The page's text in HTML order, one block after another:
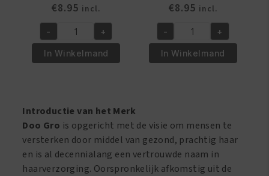
€8.95 incl.
Doo
Gro
Mega
In
Strengthener
aantal
- +
In Winkelmand
€8.95 incl.
Doo
Gro
Mega
- +
In Winkelmand
Introductie van het Merk
Doo Gro is opgericht met de visie om mensen te
versterken door middel van gezond, prachtig haar
en is al decennialang een vertrouwde naam in
haarverzorging. Oorspronkelijk afkomstig uit de